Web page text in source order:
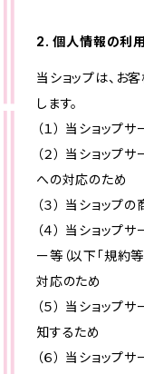
2. 個人情報の利
当ショップは、お
します。
（１） 当ショップ
（２） 当ショップ
への対応のため
（３） 当ショップ
（４） 当ショップ
ー等（以下「規約
対応のため
（５） 当ショッ
知するため
（６） 当ショップ